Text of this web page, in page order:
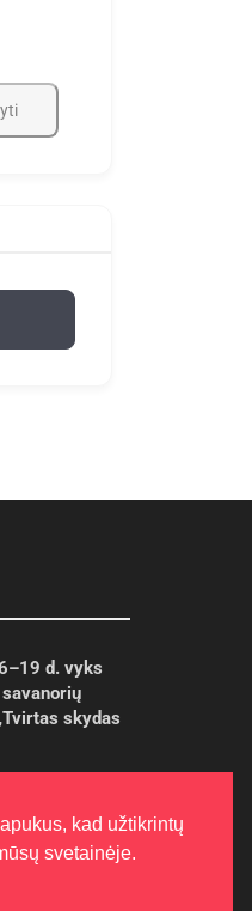
d. vyks
skydas
aukso
kad užtikrintų
svetainėje.